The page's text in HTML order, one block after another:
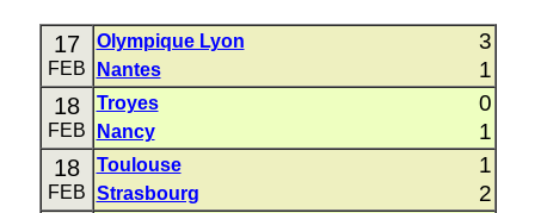
17
FEB
Olympique Lyon 3
Nantes 1
18
FEB
Troyes 0
Nancy 1
18
FEB
Toulouse 1
Strasbourg 2